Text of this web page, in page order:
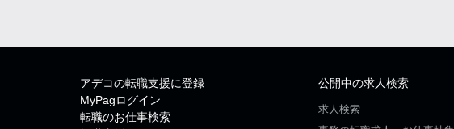
アデコの転職支援に登録
MyPagログイン
転職のお仕事検索
公開中の求人検索
求人検索